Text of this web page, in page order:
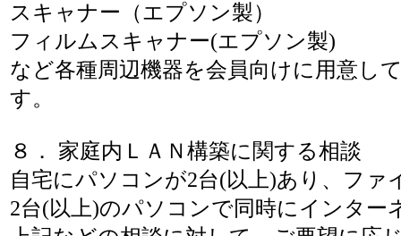
スキャナー（エプソン製）
フィルムスキャナー(エプソン製)
など各種周辺機器を会員向けに用意し
す。
８． 家庭内ＬＡＮ構築に関する相談
自宅にパソコンが2台(以上)あり、フ
2台(以上)のパソコンで同時にインター